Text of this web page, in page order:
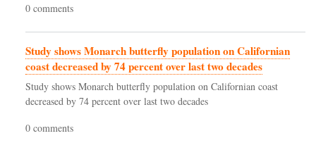
0 comments
Study shows Monarch butterfly population on Californian
coast decreased by 74 percent over last two decades
Study shows Monarch butterfly population on Californian coast
decreased by 74 percent over last two decades
0 comments